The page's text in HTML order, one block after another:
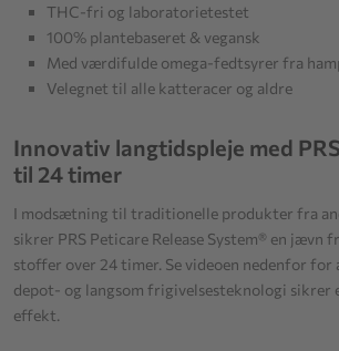
THC-fri og laboratorietestet
100% plantebaseret & vegansk
Med værdifulde omega-fedtsyrer fra
Velegnet til alle katteracer og aldre
Innovativ langtidspleje med
til 24 timer
I modsætning til traditionelle produkter fra
sikrer PRS Peticare Release System® en jævn
stoffer over 24 timer. Se videoen nedenfor for
depot- og langsom frigivelsesteknologi sikrer
effekt.